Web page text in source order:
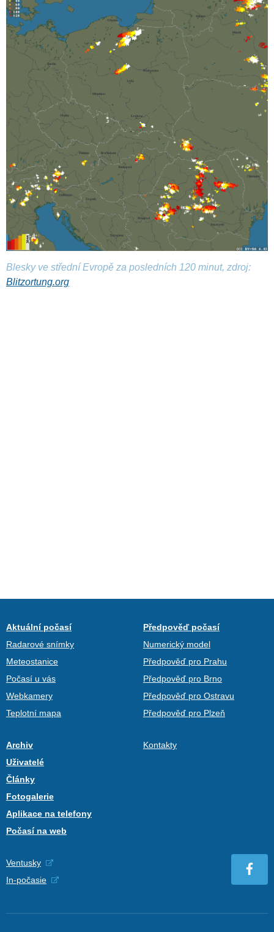
Blesky ve střední Evropě za posledních 120 minut, zdroj:
Blitzortung.org
Aktuální počasí
Radarové snímky
Meteostanice
Počasí u vás
Webkamery
Teplotní mapa
Předpověď počasí
Numerický model
Předpověď pro Prahu
Předpověď pro Brno
Předpověď pro Ostravu
Předpověď pro Plzeň
Archiv
Uživatelé
Články
Fotogalerie
Aplikace na telefony
Počasí na web
Kontakty
Ventusky
In-počasie